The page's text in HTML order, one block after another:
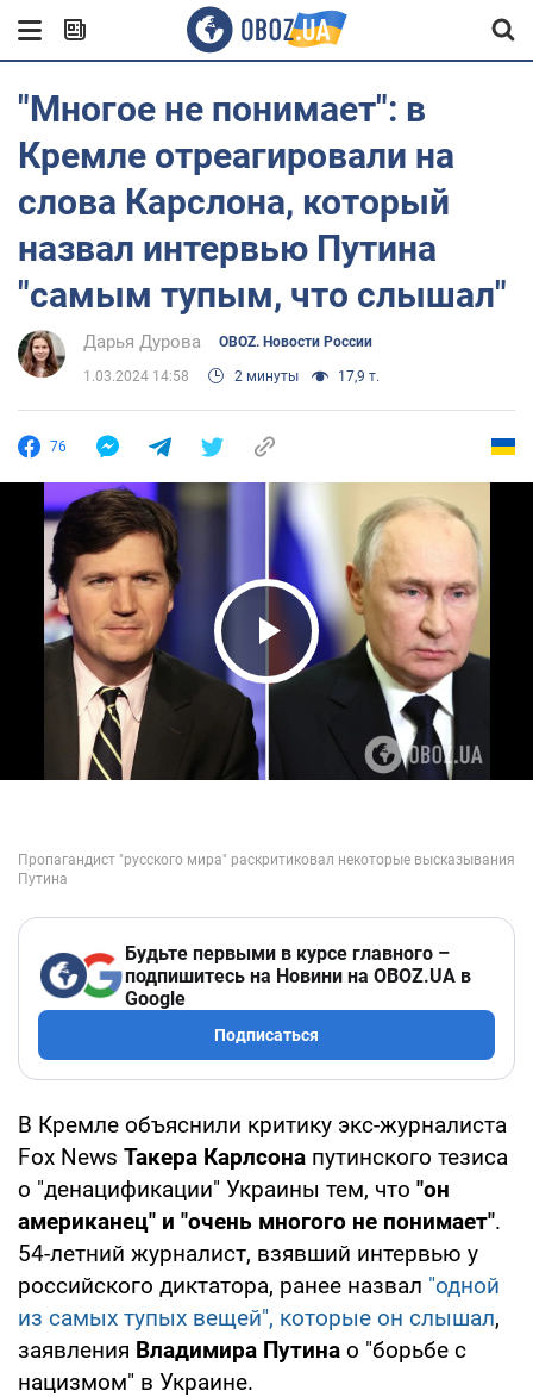
"Многое не понимает": в
Кремле отреагировали на
слова Карслона, который
назвал интервью Путина
"самым тупым, что слышал"
Дарья Дурова OBOZ. Новости России
1.03.2024 14:58 2 минуты 17,9 т.
76
Play Video
Будьте первыми в курсе главного –
подпишитесь на Новини на OBOZ.UA в
Google
Подписаться
В Кремле объяснили критику экс-журналиста
Fox News Такера Карлсона путинского тезиса
о "денацификации" Украины тем, что "он
американец" и "очень многого не понимает".
54-летний журналист, взявший интервью у
российского диктатора, ранее назвал "одной
из самых тупых вещей", которые он слышал,
заявления Владимира Путина о "борьбе с
нацизмом" в Украине.